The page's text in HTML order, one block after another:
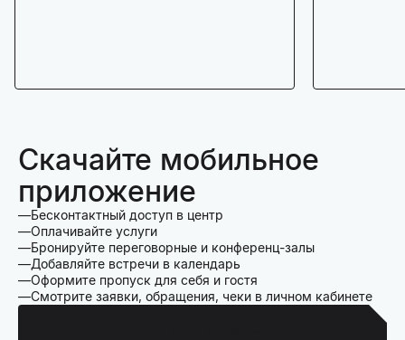
Скачайте мобильное
приложение
Бесконтактный доступ в центр
Оплачивайте услуги
Бронируйте переговорные и конференц-залы
Добавляйте встречи в календарь
Оформите пропуск для себя и гостя
Смотрите заявки, обращения, чеки в личном кабинете